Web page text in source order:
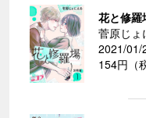
花と修
菅原じょ
2021/01/
154円（